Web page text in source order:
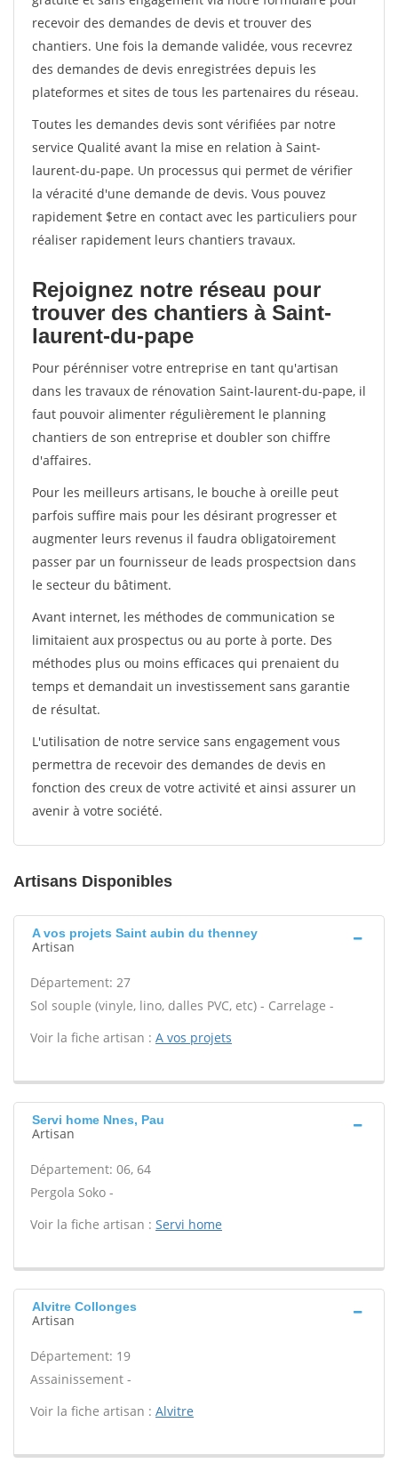
recevoir des demandes de devis et trouver des
chantiers. Une fois la demande validée, vous recevrez
des demandes de devis enregistrées depuis les
plateformes et sites de tous les partenaires du réseau.
Toutes les demandes devis sont vérifiées par notre
service Qualité avant la mise en relation à Saint-
laurent-du-pape. Un processus qui permet de vérifier
la véracité d'une demande de devis. Vous pouvez
rapidement $etre en contact avec les particuliers pour
réaliser rapidement leurs chantiers travaux.
Rejoignez notre réseau pour
trouver des chantiers à Saint-
laurent-du-pape
Pour pérénniser votre entreprise en tant qu'artisan
dans les travaux de rénovation Saint-laurent-du-pape, il
faut pouvoir alimenter régulièrement le planning
chantiers de son entreprise et doubler son chiffre
d'affaires.
Pour les meilleurs artisans, le bouche à oreille peut
parfois suffire mais pour les désirant progresser et
augmenter leurs revenus il faudra obligatoirement
passer par un fournisseur de leads prospectsion dans
le secteur du bâtiment.
Avant internet, les méthodes de communication se
limitaient aux prospectus ou au porte à porte. Des
méthodes plus ou moins efficaces qui prenaient du
temps et demandait un investissement sans garantie
de résultat.
L'utilisation de notre service sans engagement vous
permettra de recevoir des demandes de devis en
fonction des creux de votre activité et ainsi assurer un
avenir à votre société.
Artisans Disponibles
A vos projets Saint aubin du thenney
Artisan
Département: 27
Sol souple (vinyle, lino, dalles PVC, etc) - Carrelage -
Voir la fiche artisan : A vos projets
Servi home Nnes, Pau
Artisan
Département: 06, 64
Pergola Soko -
Voir la fiche artisan : Servi home
Alvitre Collonges
Artisan
Département: 19
Assainissement -
Voir la fiche artisan : Alvitre